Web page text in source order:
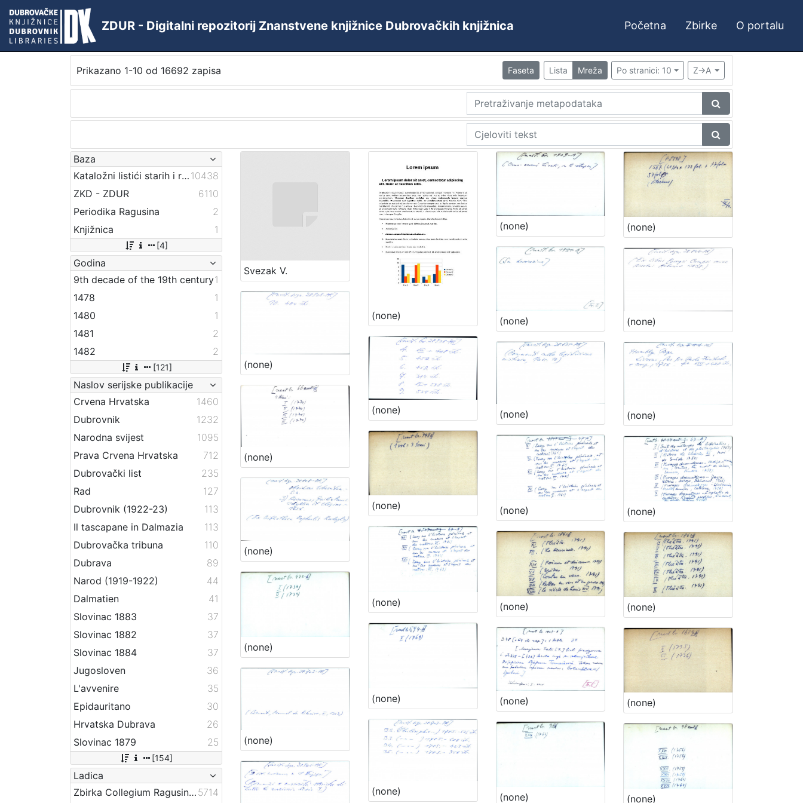
ZDUR - Digitalni repozitorij Znanstvene knjižnice Dubrovačkih knjižnica Početna Zbirke O portalu
Prikazano 1-10 od 16692 zapisa Faseta Lista Mreža Po stranici: 10 Z->A
Baza
Kataložni listići starih i rijetkih knjiga 10438
ZKD - ZDUR
6110
Periodika Ragusina
2
Knjižnica
1
[4]
Godina
9th decade of the 19th century1
1478
1
1480
1
1481
2
1482
2
[121]
Naslov serijske publikacije
Crvena Hrvatska
1460
Dubrovnik
1232
Narodna svijest
1095
Prava Crvena Hrvatska
712
Dubrovački list
235
Rad
127
Dubrovnik (1922-23)
113
Il tascapane in Dalmazia
113
Dubrovačka tribuna
110
Dubrava
89
Narod (1919-1922)
44
Dalmatien
41
Slovinac 1883
37
Slovinac 1882
37
Slovinac 1884
37
Jugosloven
36
L'avvenire
35
Epidauritano
30
Hrvatska Dubrava
26
Slovinac 1879
25
[154]
Ladica
Zbirka Collegium Ragusinum (CR) 5714
Svezak V.
(none)
(none) (none)
(none)
(none)
(none) (none)
(none)
(none)
(none) (none)
(none)
(none)
(none) (none)
(none)
(none)
(none) (none)
(none)
(none)
(none) (none)
(none) (none)